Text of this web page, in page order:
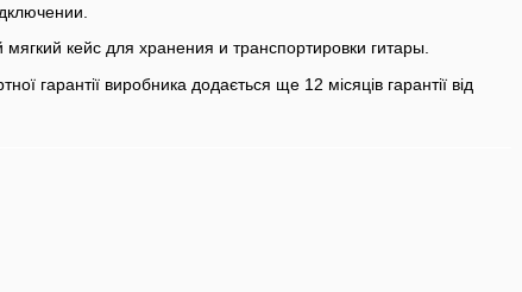
кейс для хранения и транспортировки гитары.
гарантії виробника додається ще 12 місяців гарантії від